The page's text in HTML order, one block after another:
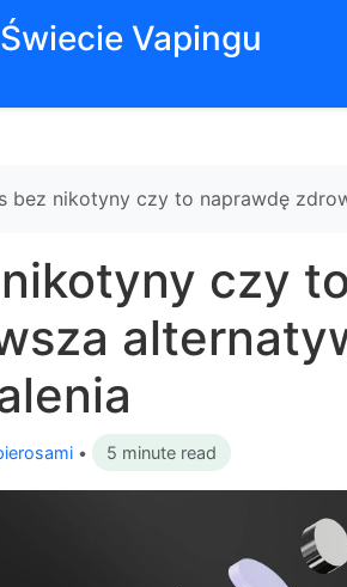
Vapingu
bez nikotyny czy to naprawdę
czy
• 5 minute read